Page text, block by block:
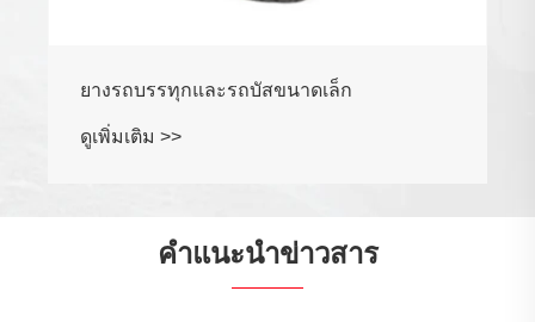
ยางรถบรรทุกและรถบัสขนาดเล็ก
ดูเพิ่มเติม >>
คำแนะนำข่าวสาร